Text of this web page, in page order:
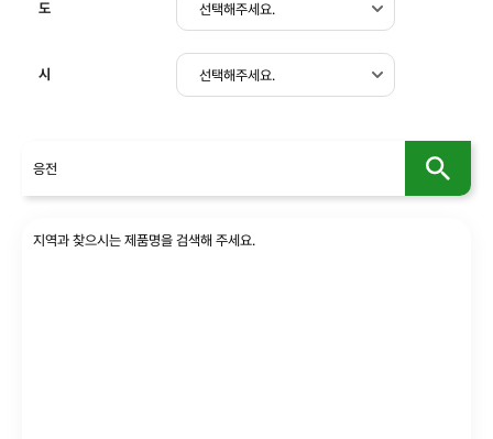
홍보센터
인재채용
도
시
지역과 찾으시는 제품명을 검색해 주세요.